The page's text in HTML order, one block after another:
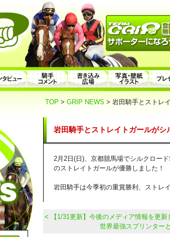
TOP > GRIP NEWS > 岩田騎手とストレ
岩田騎手とストレイトガールがシ
2月2日(日)、京都競馬場でシルクロー
のストレイトガールが優勝しました！
岩田騎手は今季初の重賞勝利、ストレ
< 【1/31更新】今後のメディア情報を更新
世界最強スプリンター